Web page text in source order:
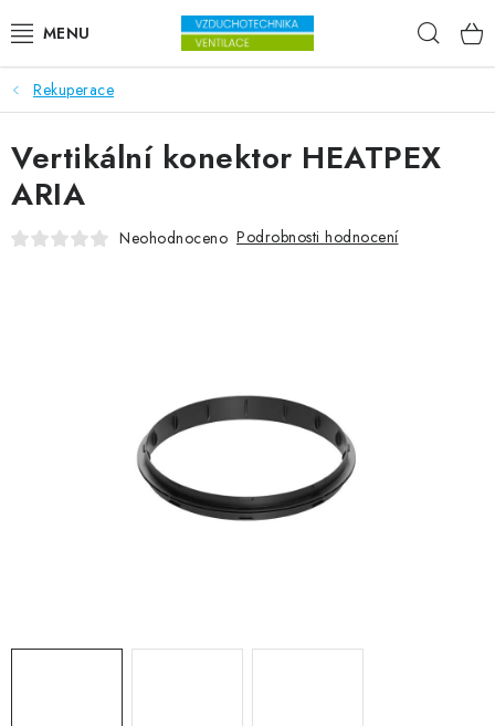
VENTILÁTORY
VZDUCHOTECHNIKA
REKUPERACE
ODVLHČOVAČE
ZVLHČOVAČE VZDUCHU PRŮMYSLOVÉ
Rekuperace
Vertikální konektor HEATPEX
ARIA
Neohodnoceno Podrobnosti hodnocení